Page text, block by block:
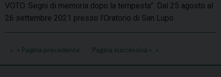
VOTO. Segni di memoria dopo la tempesta”. Dal 25 agosto al
26 settembre 2021 presso l’Oratorio di San Lupo.
« Pagina precedente Pagina successiva »